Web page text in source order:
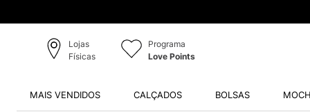
Lojas
Físicas
Programa
Love Points
MAIS VENDIDOS CALÇADOS BOLSAS